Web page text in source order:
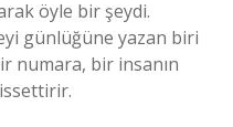
öyle bir şeydi.
günlüğüne yazan biri
numara, bir insanın